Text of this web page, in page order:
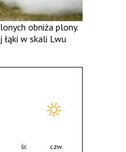
obniża plony.
w skali Lwu
śr. czw.